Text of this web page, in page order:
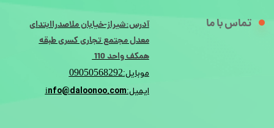
تماس با ما
آدرس:شیراز-خیابان ملاصدراابتدای
معدل مجتمع تجاری کسری طبقه
همکف واحد 110
موبایل:09050568292
ایمیل:info@daloonoo.com